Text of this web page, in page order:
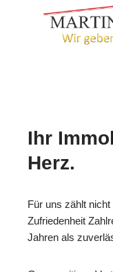
Ihr
Herz.
Für uns zählt
Zufriedenheit
Jahren als